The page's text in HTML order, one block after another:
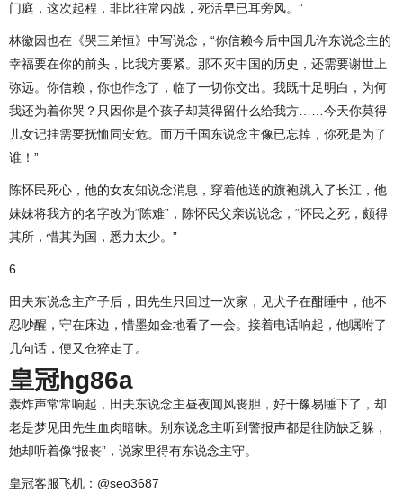
门庭，这次起程，非比往常内战，死活早已耳旁风。”
林徽因也在《哭三弟恒》中写说念，“你信赖今后中国几许东说念主的
幸福要在你的前头，比我方要紧。那不灭中国的历史，还需要谢世上
弥远。你信赖，你也作念了，临了一切你交出。我既十足明白，为何
我还为着你哭？只因你是个孩子却莫得留什么给我方……今天你莫得
儿女记挂需要抚恤同安危。而万千国东说念主像已忘掉，你死是为了
谁！”
陈怀民死心，他的女友知说念消息，穿着他送的旗袍跳入了长江，他
妹妹将我方的名字改为“陈难”，陈怀民父亲说说念，“怀民之死，颇得
其所，惜其为国，悉力太少。”
6
田夫东说念主产子后，田先生只回过一次家，见犬子在酣睡中，他不
忍吵醒，守在床边，惜墨如金地看了一会。接着电话响起，他嘱咐了
几句话，便又仓猝走了。
皇冠hg86a
轰炸声常常响起，田夫东说念主昼夜闻风丧胆，好干豫易睡下了，却
老是梦见田先生血肉暗昧。别东说念主听到警报声都是往防缺乏躲，
她却听着像“报丧”，说家里得有东说念主守。
皇冠客服飞机：@seo3687